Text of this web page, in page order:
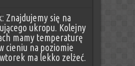
Znajdujemy się na
ukropu. Kolejny
mamy temperaturę
cieniu na poziomie
wtorek ma lekko zelżeć.